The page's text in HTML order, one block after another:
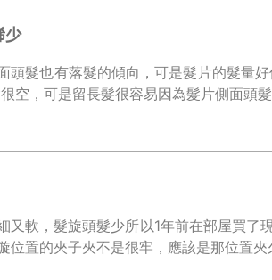
少
頭髮也有落髮的傾向，可是髮片的髮量
空，可是留長髮很容易因為髮片側面頭
又軟，髮旋頭髮少所以1年前在部屋買了
位置的夾子夾不是很牢，應該是那位置